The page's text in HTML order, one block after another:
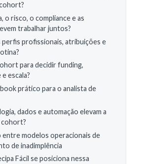
o risco, o compliance e as
trabalhar juntos?
perfis profissionais, atribuições e
para decidir funding,
escala?
prático para o analista de
dados e automação elevam a
cohort?
entre modelos operacionais de
de inadimplência
Fácil se posiciona nessa